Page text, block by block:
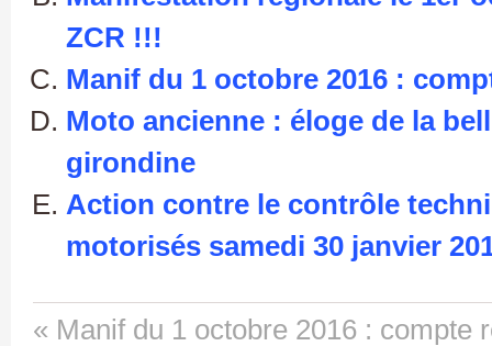
ZCR !!!
Manif du 1 octobre 2016 :
Moto ancienne : éloge de la
girondine
Action contre le contrôle
motorisés samedi 30 janvier
« Manif du 1 octobre 2016 : compte